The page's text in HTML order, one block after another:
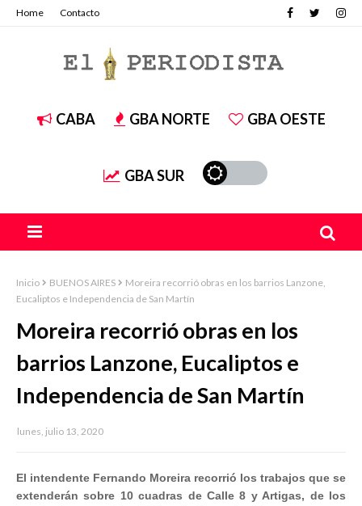
Home Contacto
CABA GBA NORTE GBA OESTE
GBA SUR
Inicio BUENOS AIRES
Moreira recorrió obras en los barrios Lanzone,
Eucaliptos e Independencia de San Martín
Moreira recorrió obras en los
barrios Lanzone, Eucaliptos e
Independencia de San Martín
lunes, julio 13, 2020
El intendente Fernando Moreira recorrió los trabajos que se
extenderán sobre 10 cuadras de Calle 8 y Artigas, de los